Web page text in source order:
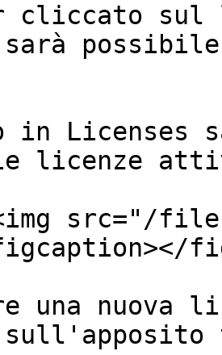
cliccato
in
licenze
src="/files/
una nuova